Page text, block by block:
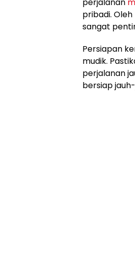
pribadi.
sangat
Persiapan
mudik.
perjalanan
bersiap